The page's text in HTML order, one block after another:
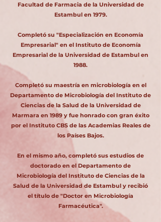
Facultad de Farmacia de la Universidad de
Estambul en 1979.
Completó su "Especialización en Economía
Empresarial" en el Instituto de Economía
Empresarial de la Universidad de Estambul en
1988.
Completó su maestría en microbiología en el
Departamento de Microbiología del Instituto de
Ciencias de la Salud de la Universidad de
Marmara en 1989 y fue honrado con gran éxito
por el Instituto CBS de las Academias Reales de
los Países Bajos.
En el mismo año, completó sus estudios de
doctorado en el Departamento de
Microbiología del Instituto de Ciencias de la
Salud de la Universidad de Estambul y recibió
el título de "Doctor en Microbiología
Farmacéutica".